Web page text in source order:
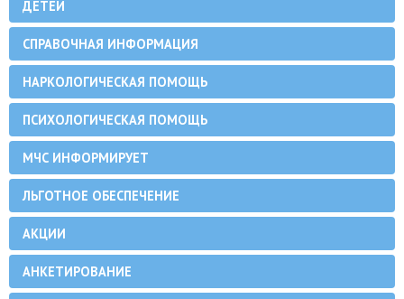
ДЕТЕЙ
СПРАВОЧНАЯ ИНФОРМАЦИЯ
НАРКОЛОГИЧЕСКАЯ ПОМОЩЬ
ПСИХОЛОГИЧЕСКАЯ ПОМОЩЬ
МЧС ИНФОРМИРУЕТ
ЛЬГОТНОЕ ОБЕСПЕЧЕНИЕ
АКЦИИ
АНКЕТИРОВАНИЕ